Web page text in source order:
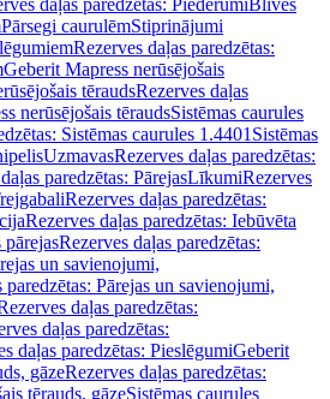
daļas paredzētas: PiederumiBlīves
Pārsegi caurulēmStiprinājumi
Rezerves daļas paredzētas:
Geberit Mapress nerūsējošais
tēraudsRezerves daļas
nerūsējošais tēraudsSistēmas caurules
Sistēmas caurules 1.4401 Sistēmas
UzmavasRezerves daļas paredzētas:
paredzētas: PārejasLīkumiRezerves
Rezerves daļas paredzētas:
Rezerves daļas paredzētas: Iebūvēta
Rezerves daļas paredzētas:
un savienojumi,
paredzētas: Pārejas un savienojumi,
daļas paredzētas:
daļas paredzētas:
daļas paredzētas: PieslēgumiGeberit
gāzeRezerves daļas paredzētas:
tērauds, gāzeSistēmas caurules